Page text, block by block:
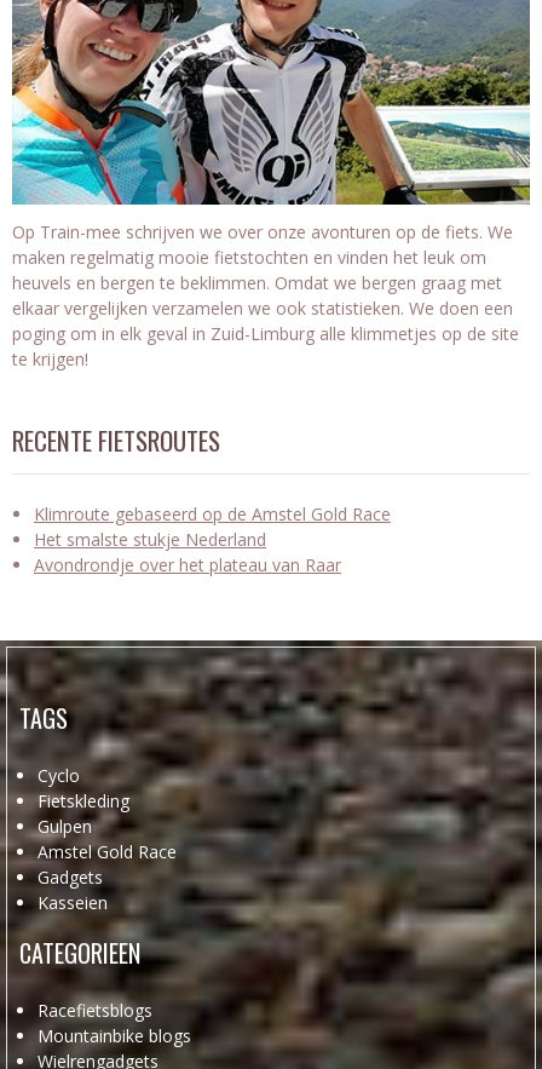
Op Train-mee schrijven we over onze avonturen op de fiets. We
maken regelmatig mooie fietstochten en vinden het leuk om
heuvels en bergen te beklimmen. Omdat we bergen graag met
elkaar vergelijken verzamelen we ook statistieken. We doen een
poging om in elk geval in Zuid-Limburg alle klimmetjes op de site
te krijgen!
RECENTE FIETSROUTES
Klimroute gebaseerd op de Amstel Gold Race
Het smalste stukje Nederland
Avondrondje over het plateau van Raar
TAGS
Cyclo
Fietskleding
Gulpen
Amstel Gold Race
Gadgets
Kasseien
CATEGORIEEN
Racefietsblogs
Mountainbike blogs
Wielrengadgets